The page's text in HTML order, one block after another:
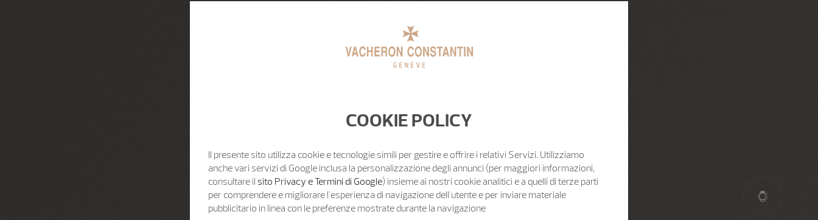
COOKIE POLICY
Il presente sito utilizza cookie e tecnologie simili per gestire e offrire i relativi Servizi. Utilizziamo
anche vari servizi di Google inclusa la personalizzazione degli annunci (per maggiori informazioni,
consultare il sito Privacy e Termini di Google) insieme ai nostri cookie analitici e a quelli di terze parti
per comprendere e migliorare l'esperienza di navigazione dell'utente e per inviare materiale
pubblicitario in linea con le preferenze mostrate durante la navigazione